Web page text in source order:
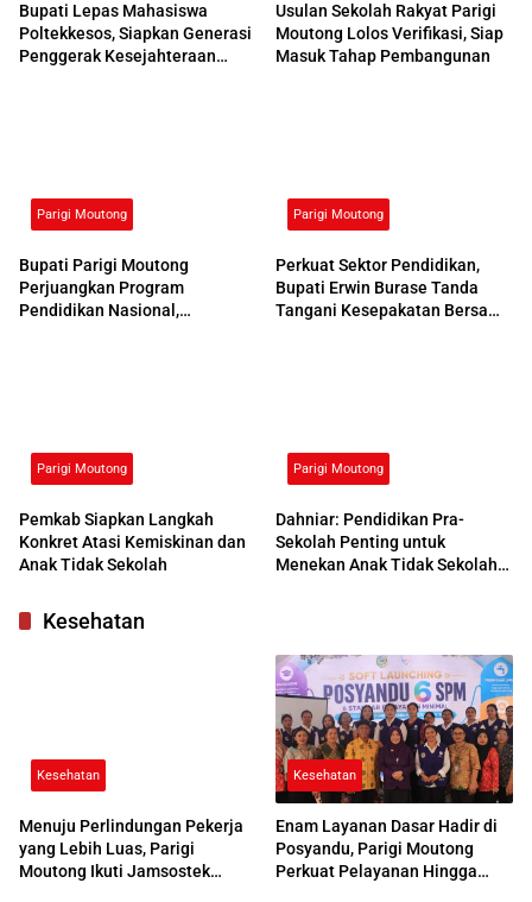
Bupati Lepas Mahasiswa
Poltekkesos, Siapkan Generasi
Penggerak Kesejahteraan
Usulan Sekolah Rakyat Parigi
Moutong Lolos Verifikasi, Siap
Masuk Tahap Pembangunan
Parigi Moutong
Bupati Parigi Moutong
Perjuangkan Program
Pendidikan Nasional,
Parigi Moutong
Perkuat Sektor Pendidikan,
Bupati Erwin Burase Tanda
Tangani Kesepakatan Bersama
Parigi Moutong
Pemkab Siapkan Langkah
Konkret Atasi Kemiskinan dan
Anak Tidak Sekolah
Parigi Moutong
Dahniar: Pendidikan Pra-
Sekolah Penting untuk
Menekan Anak Tidak Sekolah
Kesehatan
Kesehatan
Menuju Perlindungan Pekerja
yang Lebih Luas, Parigi
Moutong Ikuti Jamsostek
Kesehatan
Enam Layanan Dasar Hadir di
Posyandu, Parigi Moutong
Perkuat Pelayanan Hingga